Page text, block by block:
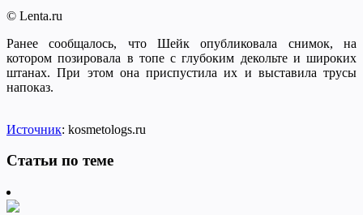
© Lenta.ru
Ранее сообщалось, что Шейк опубликовала снимок, на
котором позировала в топе с глубоким декольте и широких
штанах. При этом она приспустила их и выставила трусы
напоказ.
Источник: kosmetologs.ru
Статьи по теме